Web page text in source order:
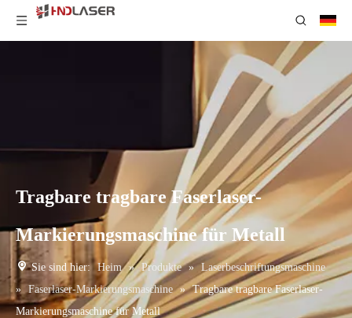
Tragbare tragbare Faserlaser-
Markierungsmaschine für Metall
Sie sind hier: Heim » Produkte » Laserbeschriftungsmaschine
» Faserlaser-Markierungsmaschine » Tragbare tragbare Faserlaser-
Markierungsmaschine für Metall